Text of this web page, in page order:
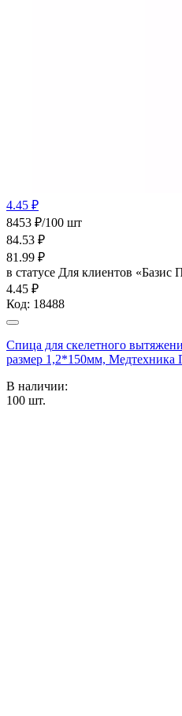
4.45 ₽
8453 ₽/100 шт
84.53 ₽
81.99 ₽
в статусе Для клиентов «Базис
4.45 ₽
Код: 18488
Спица для скелетного
размер 1,2*150мм,
В наличии:
100 шт.